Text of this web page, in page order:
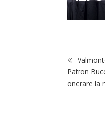
Patron
onorare la